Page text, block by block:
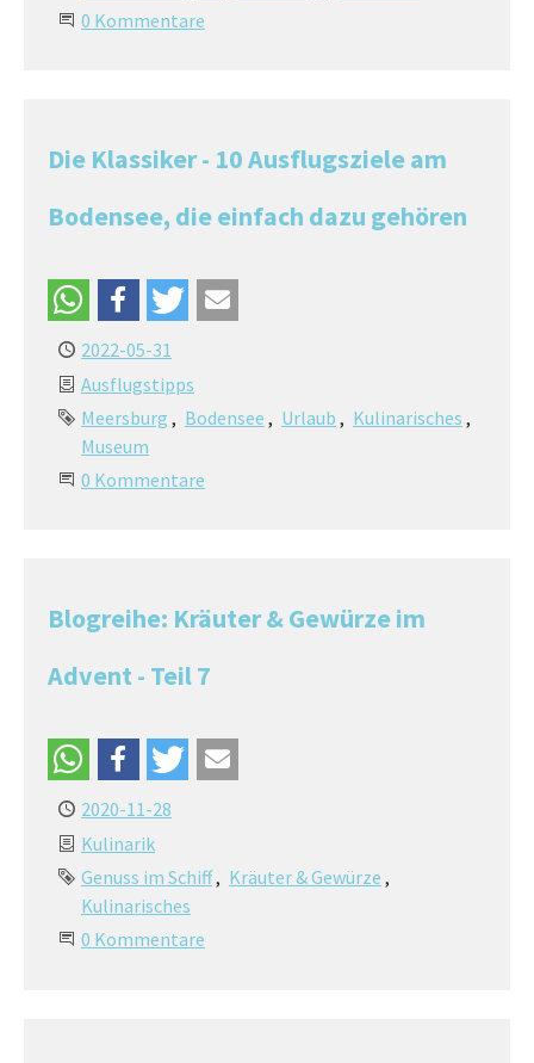
0 Kommentare
Die Klassiker - 10 Ausflugsziele am
Bodensee, die einfach dazu gehören
2022-05-31
Ausflugstipps
Meersburg
Bodensee Urlaub
Kulinarisches
Museum
0 Kommentare
Blogreihe: Kräuter & Gewürze im
Advent - Teil 7
2020-11-28
Kulinarik
Genuss im Schiff
Kräuter & Gewürze
Kulinarisches
0 Kommentare